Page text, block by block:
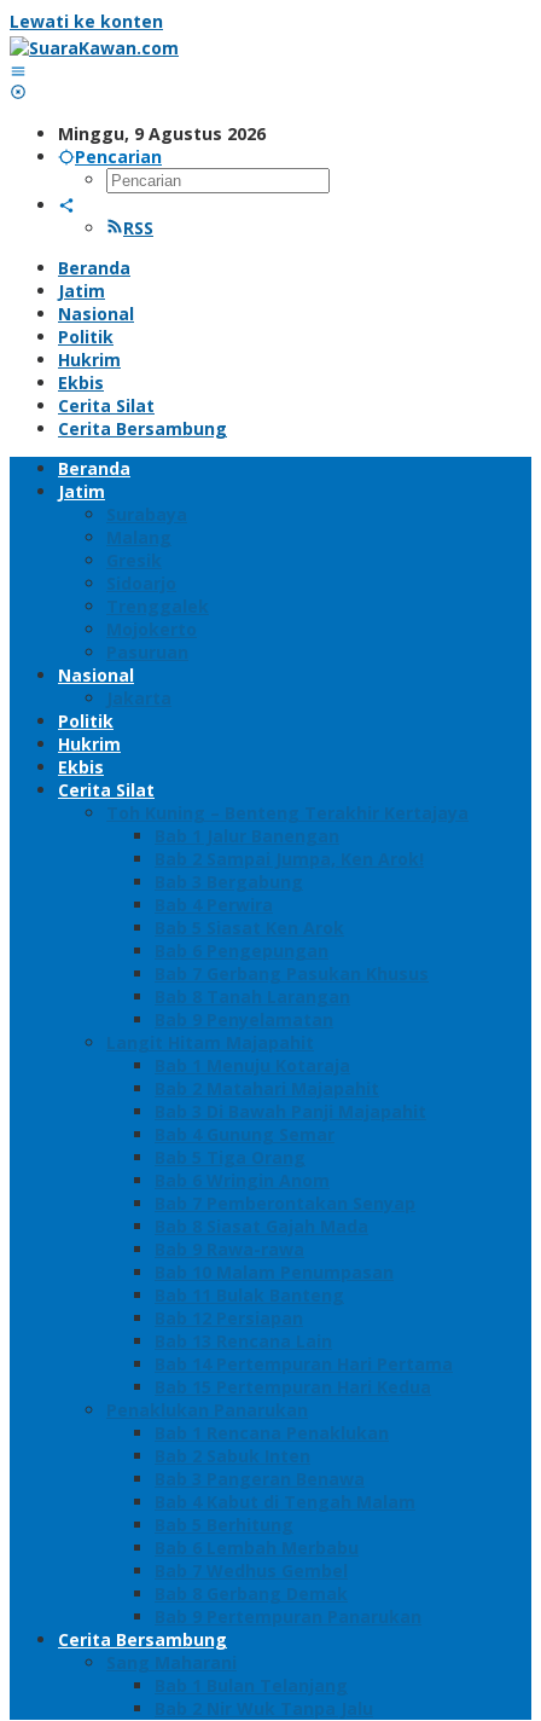
Lewati ke konten
Minggu, 9 Agustus 2026
Pencarian
RSS
Beranda
Jatim
Nasional
Politik
Hukrim
Ekbis
Cerita Silat
Cerita Bersambung
Beranda
Jatim
Surabaya
Malang
Gresik
Sidoarjo
Trenggalek
Mojokerto
Pasuruan
Nasional
Jakarta
Politik
Hukrim
Ekbis
Cerita Silat
Toh Kuning – Benteng Terakhir Kertajaya
Bab 1 Jalur Banengan
Bab 2 Sampai Jumpa, Ken Arok!
Bab 3 Bergabung
Bab 4 Perwira
Bab 5 Siasat Ken Arok
Bab 6 Pengepungan
Bab 7 Gerbang Pasukan Khusus
Bab 8 Tanah Larangan
Bab 9 Penyelamatan
Langit Hitam Majapahit
Bab 1 Menuju Kotaraja
Bab 2 Matahari Majapahit
Bab 3 Di Bawah Panji Majapahit
Bab 4 Gunung Semar
Bab 5 Tiga Orang
Bab 6 Wringin Anom
Bab 7 Pemberontakan Senyap
Bab 8 Siasat Gajah Mada
Bab 9 Rawa-rawa
Bab 10 Malam Penumpasan
Bab 11 Bulak Banteng
Bab 12 Persiapan
Bab 13 Rencana Lain
Bab 14 Pertempuran Hari Pertama
Bab 15 Pertempuran Hari Kedua
Penaklukan Panarukan
Bab 1 Rencana Penaklukan
Bab 2 Sabuk Inten
Bab 3 Pangeran Benawa
Bab 4 Kabut di Tengah Malam
Bab 5 Berhitung
Bab 6 Lembah Merbabu
Bab 7 Wedhus Gembel
Bab 8 Gerbang Demak
Bab 9 Pertempuran Panarukan
Cerita Bersambung
Sang Maharani
Bab 1 Bulan Telanjang
Bab 2 Nir Wuk Tanpa Jalu